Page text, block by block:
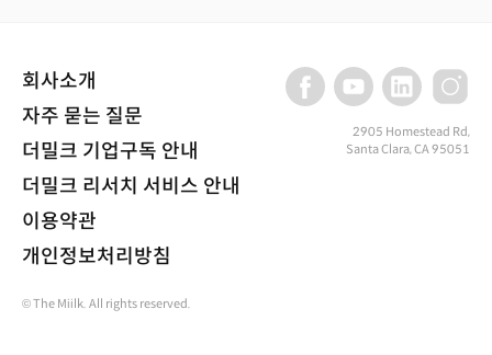
회사소개
자주 묻는 질문
더밀크 기업구독 안내
더밀크 리서치 서비스 안내
이용약관
개인정보처리방침
2905 Homestead Rd,
Santa Clara, CA 95051
© The Miilk. All rights reserved.